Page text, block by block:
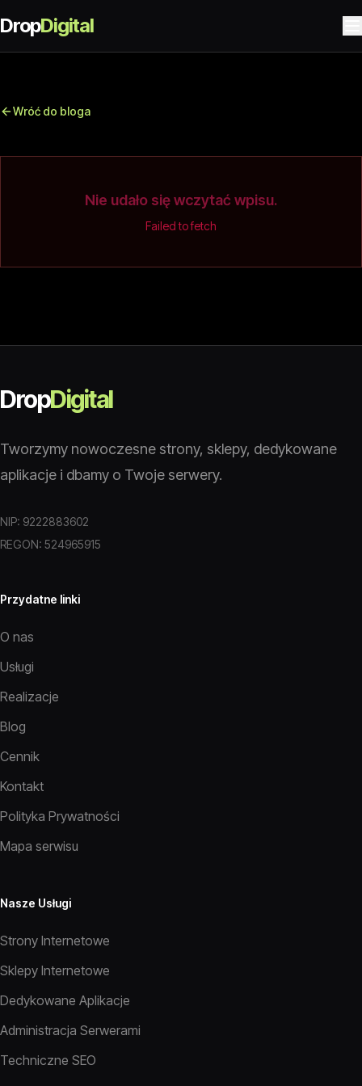
DropDigital
Wróć do bloga
Nie udało się wczytać wpisu.
Failed to fetch
DropDigital
Tworzymy nowoczesne strony, sklepy, dedykowane
aplikacje i dbamy o Twoje serwery.
NIP: 9222883602
REGON: 524965915
Przydatne linki
O nas
Usługi
Realizacje
Blog
Cennik
Kontakt
Polityka Prywatności
Mapa serwisu
Nasze Usługi
Strony Internetowe
Sklepy Internetowe
Dedykowane Aplikacje
Administracja Serwerami
Techniczne SEO